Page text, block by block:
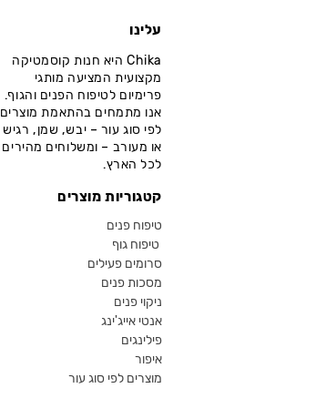
עלינו
Chika היא חנות קוסמטיקה
מקצועית המציעה מותגי
פרימיום לטיפוח הפנים והגוף.
אנו מתמחים בהתאמת מוצרים
לפי סוג עור – יבש, שמן, רגיש
או מעורב – ומשלוחים מהירים
לכל הארץ.
קטגוריות מוצרים
טיפוח פנים
טיפוח גוף
סרומים פעילים
מסכות פנים
ניקוי פנים
אנטי אייג'ינג
פילינגים
איפור
מוצרים לפי סוג עור